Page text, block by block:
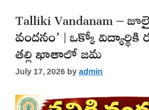
Talliki Vandanam –
వందనం’ | ఒక్కో విద్యార్థికి
తల్లి ఖాతాలో జమ
July 17, 2026byadmin